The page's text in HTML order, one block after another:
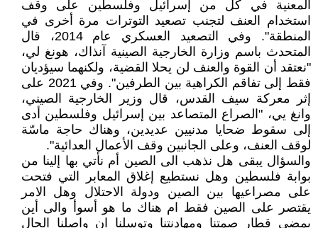
المعنية في كل من إسرائيل وفلسطين على وقف
استخدام العنف لتجنب تصعيد التوترات مرة أخرى في
المنطقة". وفي التصعيد العسكري عام 2014، قال
المتحدث باسم وزارة الخارجية الصينية آنذاك، هونغ لي،
"نعتقد أن القوة والعنف لن يحلا القضية، ولكنهما سيؤديان
فقط إلى تفاقم الكراهية بين الطرفين". وفي 2021 على
إثر معركة سيف القدس، قال وزير الخارجية الصيني،
وانغ يي، "الصراع المتصاعد بين إسرائيل وفلسطين أدى
إلى سقوط ضحايا مدنيين عديدين، وهناك حاجة ماسّة
لوقف العنف، وعلى الجانبين وقف الأعمال العدائية".
والسؤال يبقى هل نذهب الى الصين أم نأتي بها إلينا من
بوابة فلسطين وهل نستطيع إغلاق المعابر التي فتحت
على مصراعيها بين الصين ودولة الاحتلال وهل الامر
يقتصر على الصين فقط ام هناك ما هو أسوأ والى أين
يمضي قطار صمتنا ومهادنتنا وتوسلنا ان واصلنا الحال